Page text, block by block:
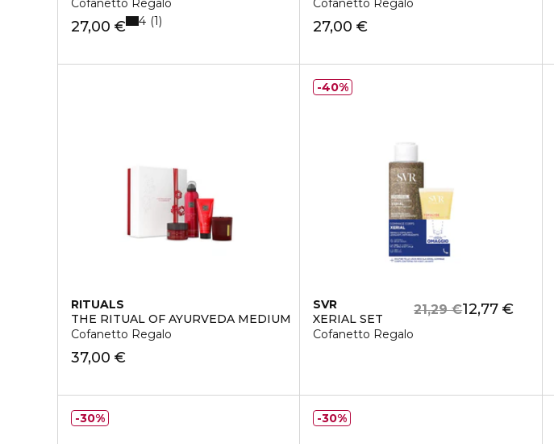
Cofanetto Regalo
27,00 € 4 1
Cofanetto Regalo
27,00 €
RITUALS
THE RITUAL OF AYURVEDA MEDIUM
Cofanetto Regalo
37,00 €
SVR
XERIAL SET
Cofanetto Regalo
12,77 €
21,29 €
40%
30% 30%